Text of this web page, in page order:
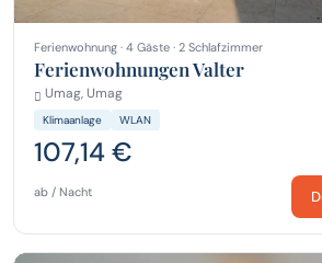
Ferienwohnung · 4 Gäste · 2 Schlafzimmer
Ferienwohnungen Valter
Umag, Umag
Klimaanlage WLAN
107,14 €
ab / Nacht